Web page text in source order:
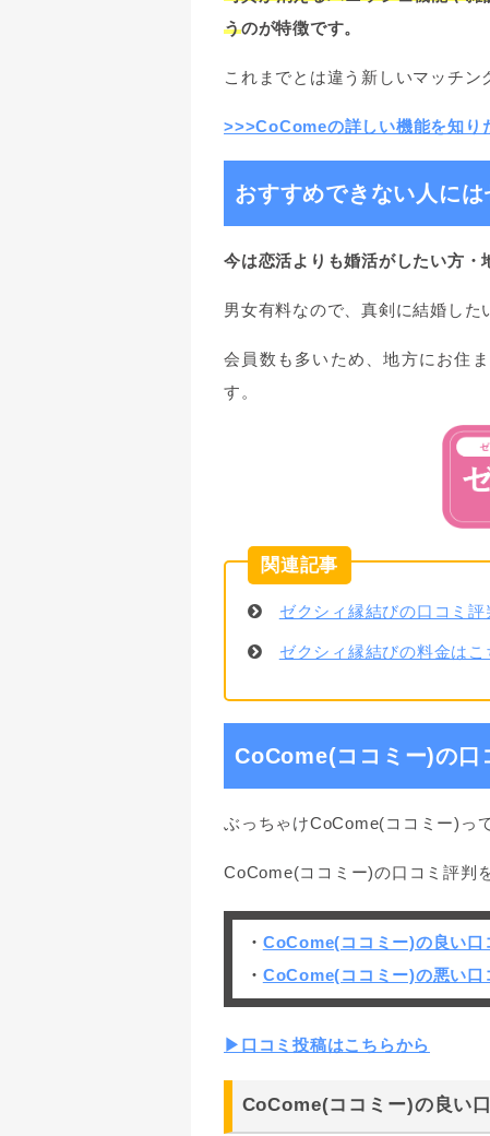
うのが特徴です。
これまでとは違う新しいマッチン
>>>CoComeの詳しい機能を知り
おすすめできない人には
今は恋活よりも婚活がしたい方・
男女有料なので、真剣に結婚した
会員数も多いため、地方にお住
す。
ゼクシィ縁結びの口コミ評
ゼクシィ縁結びの料金はこ
CoCome(ココミー)の口
ぶっちゃけCoCome(ココミー)っ
CoCome(ココミー)の口コミ評判
・ CoCome(ココミー)の良い口
・ CoCome(ココミー)の悪い口
▶︎口コミ投稿はこちらから
CoCome(ココミー)の良い